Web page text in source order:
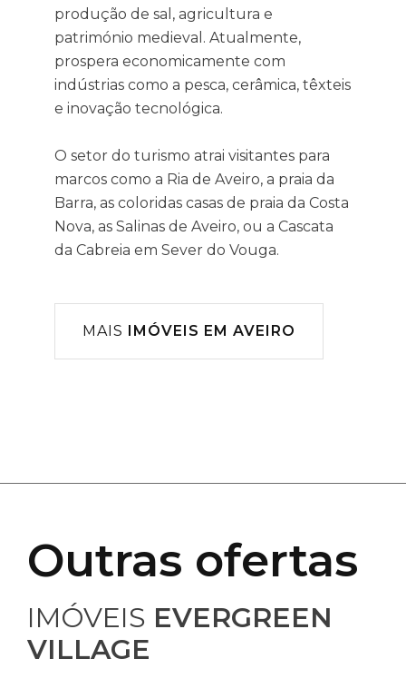
produção de sal, agricultura e
património medieval. Atualmente,
prospera economicamente com
indústrias como a pesca, cerâmica, têxteis
e inovação tecnológica.
O setor do turismo atrai visitantes para
marcos como a Ria de Aveiro, a praia da
Barra, as coloridas casas de praia da Costa
Nova, as Salinas de Aveiro, ou a Cascata
da Cabreia em Sever do Vouga.
MAIS IMÓVEIS EM AVEIRO
Outras ofertas
IMÓVEIS EVERGREEN
VILLAGE